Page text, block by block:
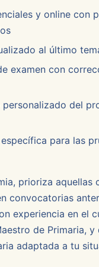
y online con
al último
examen con
personalizado del
para las
prioriza aquellas
convocatorias
experiencia en el
de Primaria, y
adaptada a tu